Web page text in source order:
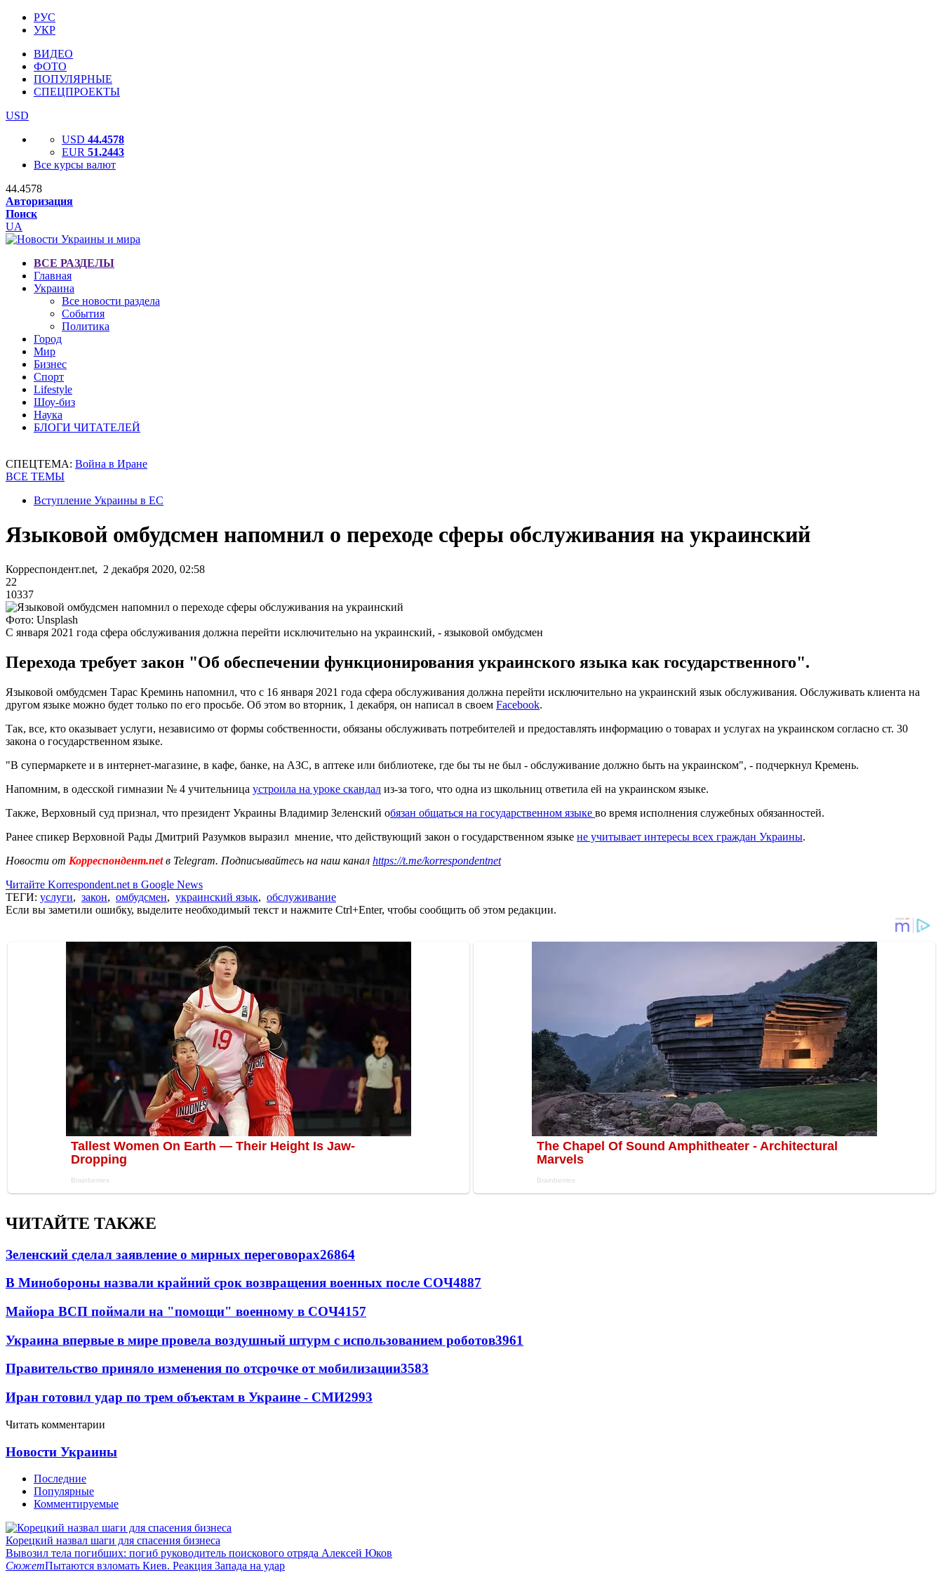
РУС
УКР
ВИДЕО
ФОТО
ПОПУЛЯРНЫЕ
СПЕЦПРОЕКТЫ
USD
USD 44.4578
EUR 51.2443
Все курсы валют
44.4578
Авторизация
Поиск
UA
ВСЕ РАЗДЕЛЫ
Главная
Украина
Все новости раздела
События
Политика
Город
Мир
Бизнес
Спорт
Lifestyle
Шоу-биз
Наука
БЛОГИ ЧИТАТЕЛЕЙ
СПЕЦТЕМА: Война в Иране
ВСЕ ТЕМЫ
Вступление Украины в ЕС
Языковой омбудсмен напомнил о переходе сферы обслуживания на украинский
Корреспондент.net, 2 декабря 2020, 02:58
22
10337
Фото: Unsplash
С января 2021 года сфера обслуживания должна перейти исключительно на украинский, - языковой омбудсмен
Перехода требует закон "Об обеспечении функционирования украинского языка как государственного".
Языковой омбудсмен Тарас Креминь напомнил, что с 16 января 2021 года сфера обслуживания должна перейти исключительно на украинский язык обслуживания. Обслуживать клиента на
другом языке можно будет только по его просьбе. Об этом во вторник, 1 декабря, он написал в своем Facebook.
Так, все, кто оказывает услуги, независимо от формы собственности, обязаны обслуживать потребителей и предоставлять информацию о товарах и услугах на украинском согласно ст. 30
закона о государственном языке.
"В супермаркете и в интернет-магазине, в кафе, банке, на АЗС, в аптеке или библиотеке, где бы ты не был - обслуживание должно быть на украинском", - подчеркнул Кремень.
Напомним, в одесской гимназии № 4 учительница устроила на уроке скандал из-за того, что одна из школьниц ответила ей на украинском языке.
Также, Верховный суд признал, что президент Украины Владимир Зеленский обязан общаться на государственном языке во время исполнения служебных обязанностей.
Ранее спикер Верховной Рады Дмитрий Разумков выразил мнение, что действующий закон о государственном языке не учитывает интересы всех граждан Украины.
Новости от Корреспондент.netв Telegram. Подписывайтесь на наш канал https://t.me/korrespondentnet
Читайте Korrespondent.net в Google News
ТЕГИ: услуги, закон, омбудсмен, украинский язык, обслуживание
Если вы заметили ошибку, выделите необходимый текст и нажмите Ctrl+Enter, чтобы сообщить об этом редакции.
ЧИТАЙТЕ ТАКЖЕ
Зеленский сделал заявление о мирных переговорах26864
В Минобороны назвали крайний срок возвращения военных после СОЧ4887
Майора ВСП поймали на "помощи" военному в СОЧ4157
Украина впервые в мире провела воздушный штурм с использованием роботов3961
Правительство приняло изменения по отсрочке от мобилизации3583
Иран готовил удар по трем объектам в Украине - СМИ2993
Читать комментарии
Новости Украины
Последние
Популярные
Комментируемые
Корецкий назвал шаги для спасения бизнеса
Вывозил тела погибших: погиб руководитель поискового отряда Алексей Юков
СюжетПытаются взломать Киев. Реакция Запада на удар